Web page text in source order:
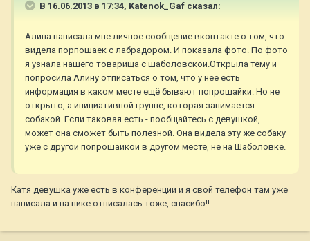
В 16.06.2013 в 17:34, Katenok_Gaf сказал:
Алина написала мне личное сообщение вконтакте о том, что
видела порпошаек с лабрадором. И показала фото. По фото
я узнала нашего товарища с шаболовской.Открыла тему и
попросила Алину отписаться о том, что у неё есть
информация в каком месте ещё бывают попрошайки. Но не
открыто, а инициативной группе, которая занимается
собакой. Если таковая есть - пообщайтесь с девушкой,
может она сможет быть полезной. Она видела эту же собаку
уже с другой попрошайкой в другом месте, не на Шаболовке.
Катя девушка уже есть в конференции и я свой телефон там уже
написала и на пике отписалась тоже, спасибо!!